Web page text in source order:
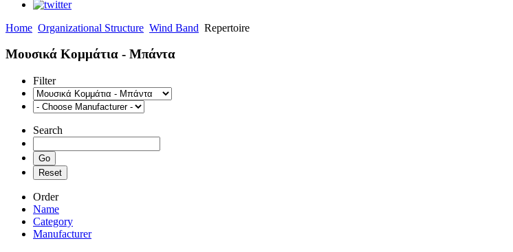
Home Organizational Structure Wind Band Repertoire
Μουσικά Κομμάτια - Μπάντα
Filter
Search
Order
Name
Category
Manufacturer